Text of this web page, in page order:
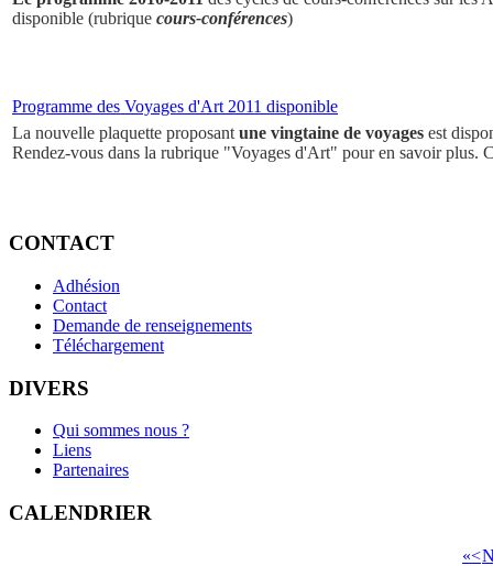
disponible (rubrique cours-conférences)
Programme des Voyages d'Art 2011 disponible
La nouvelle plaquette proposantune vingtaine de voyages est
Rendez-vous dans la rubrique "Voyages d'Art" pour en savoir plus.
CONTACT
Adhésion
Contact
Demande de renseignements
Téléchargement
DIVERS
Qui sommes nous ?
Liens
Partenaires
CALENDRIER
«<